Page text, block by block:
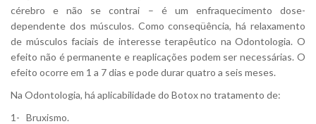
cérebro e não se contrai – é um enfraquecimento dose-
dependente dos músculos. Como conseqüência, há relaxamento
de músculos faciais de interesse terapêutico na Odontologia. O
efeito não é permanente e reaplicações podem ser necessárias. O
efeito ocorre em 1 a 7 dias e pode durar quatro a seis meses.
Na Odontologia, há aplicabilidade do Botox no tratamento de:
1- Bruxismo.